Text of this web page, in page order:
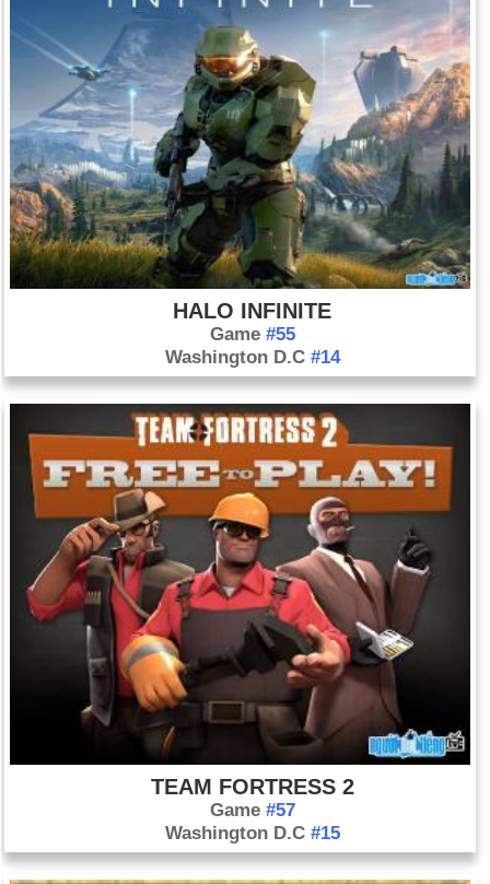
HALO INFINITE
Game #55
Washington D.C #14
TEAM FORTRESS 2
Game #57
Washington D.C #15